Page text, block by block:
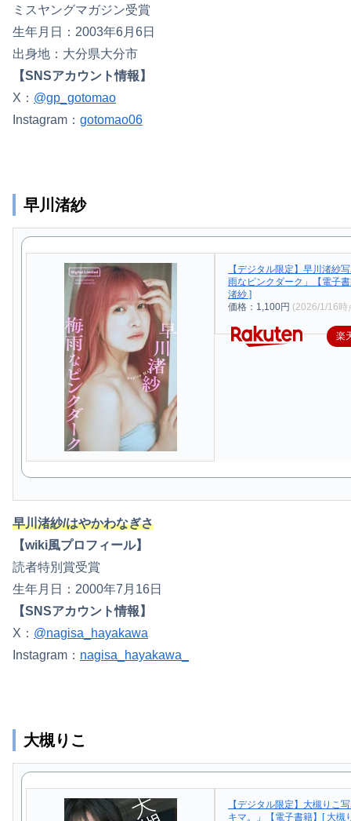
ミスヤングマガジン受賞
生年月日：2003年6月6日
出身地：大分県大分市
【SNSアカウント情報】
X： @gp_gotomao
Instagram： gotomao06
早川渚紗
【デジタル限定】早川渚紗
雨なピンクダーク」【電子
渚紗 ]
価格：1,100円 (2026/1/16時
楽
早川渚紗/はやかわなぎさ
【wiki風プロフィール】
読者特別賞受賞
生年月日：2000年7月16日
【SNSアカウント情報】
X： @nagisa_hayakawa
Instagram： nagisa_hayakawa_
大槻りこ
【デジタル限定】大槻りこ
キマ。」【電子書籍】[ 大槻